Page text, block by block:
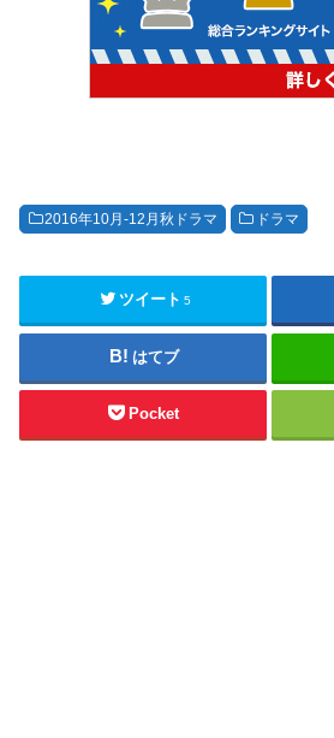
2016年10月-12月秋ドラマ ドラマ
ツイート 5
はてブ
Pocket